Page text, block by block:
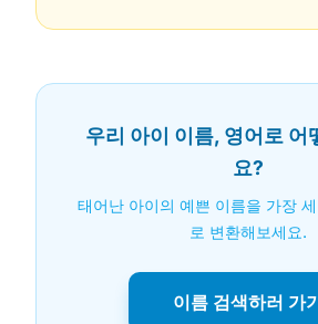
우리 아이 이름, 영어로 어
요?
태어난 아이의 예쁜 이름을 가장
로 변환해보세요.
이름 검색하러 가